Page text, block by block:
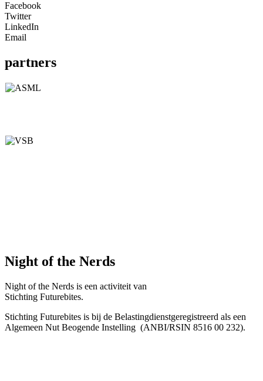
Facebook
Twitter
LinkedIn
Email
partners
Night of the Nerds
Night of the Nerds is een activiteit van
Stichting Futurebites.
Stichting Futurebites is bij de Belastingdienstgeregistreerd als een
Algemeen Nut Beogende Instelling (ANBI/RSIN 8516 00 232).